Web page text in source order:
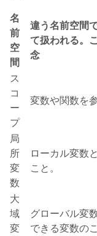
名
前
空
間
違う名前空間
て扱われる。
念
ス
コ
ー
プ
変数や関数を
局
所
変
数
ローカル変数
こと。
大
域
変
グローバル変
できる変数の